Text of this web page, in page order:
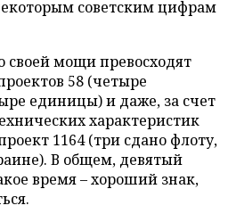
советским цифрам
своей мощи превосходят
58 (четыре
единицы) и даже, за счет
характеристик
1164 (три сдано флоту,
В общем, девятый
время – хороший знак,